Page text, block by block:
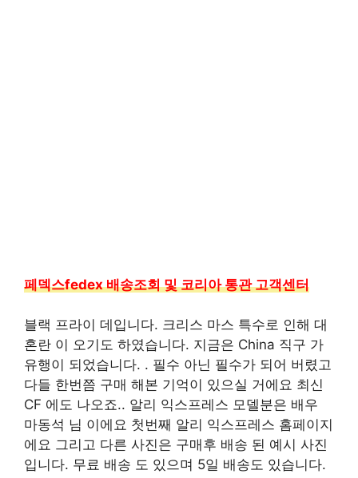
페덱스fedex 배송조회 및 코리아 통관 고객센터
블랙 프라이 데입니다. 크리스 마스 특수로 인해 대
혼란 이 오기도 하였습니다. 지금은 China 직구 가
유행이 되었습니다. . 필수 아닌 필수가 되어 버렸고
다들 한번쯤 구매 해본 기억이 있으실 거에요 최신
CF 에도 나오죠.. 알리 익스프레스 모델분은 배우
마동석 님 이에요 첫번째 알리 익스프레스 홈페이지
에요 그리고 다른 사진은 구매후 배송 된 예시 사진
입니다. 무료 배송 도 있으며 5일 배송도 있습니다.